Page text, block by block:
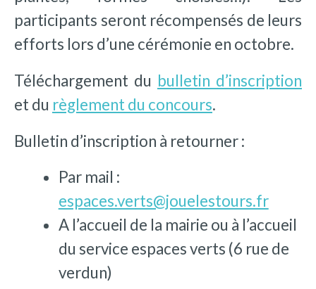
participants seront récompensés de leurs
efforts lors d’une cérémonie en octobre.
Téléchargement du bulletin d’inscription
et du règlement du concours.
Bulletin d’inscription à retourner :
Par mail :
espaces.verts@jouelestours.fr
A l’accueil de la mairie ou à l’accueil
du service espaces verts (6 rue de
verdun)